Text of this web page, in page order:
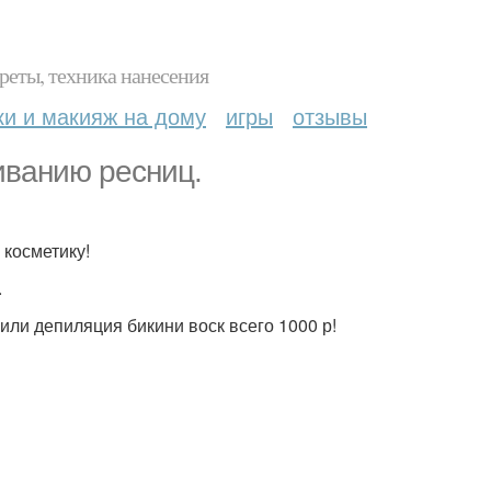
техника нанесения
и макияж на дому игры отзывы
ресниц.
депиляция бикини воск всего 1000 р!